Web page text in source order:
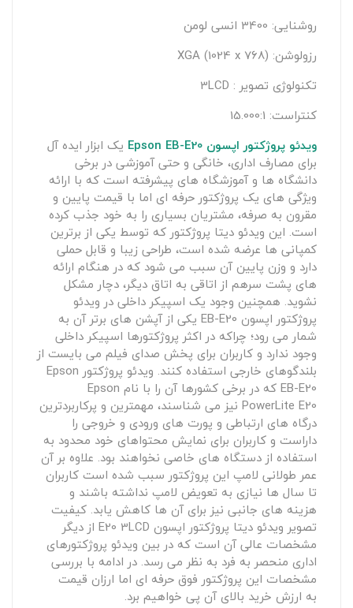
روشنایی: 3400 انسی لومن
رزولوشن: XGA (1024 x 768)
تکنولوژی تصویر : 3LCD
کنتراست: 15.000:1
ویدئو پروژکتور اپسون Epson EB-E2 0
یک ابزار ایده آل
برای مصارف اداری، خانگی و حتی آموزشی در برخی
دانشگاه ها و آموزشگاه های پیشرفته است که با ارائه
ویژگی های یک پروژکتور حرفه ای اما با قیمت پایین و
مقرون به صرفه، مشتریان بسیاری را به خود جذب کرده
است. این ویدئو دیتا پروژکتور که توسط یکی از برترین
کمپانی ها عرضه شده است، طراحی زیبا و قابل حملی
دارد و وزن پایین آن سبب می شود که در هنگام ارائه
های پشت سرهم از اتاقی به اتاق دیگر، دچار مشکل
نشوید. همچنین وجود یک اسپیکر داخلی در ویدئو
پروژکتور اپسون EB-E20 یکی از آپشن های برتر آن به
شمار می رود؛ چراکه در اکثر پروژکتورها اسپیکر داخلی
وجود ندارد و کاربران برای پخش صدای فیلم می بایست از
بلندگوهای خارجی استفاده کنند. ویدئو پروژکتور Epson
EB-E20 که در برخی کشورها آن را با نام Epson
PowerLite E20 نیز می شناسند، مهمترین و پرکاربردترین
درگاه های ارتباطی و پورت های ورودی و خروجی را
داراست و کاربران برای نمایش محتواهای خود محدود به
استفاده از دستگاه های خاصی نخواهند بود. علاوه بر آن
عمر طولانی لامپ این پروژکتور سبب شده است کاربران
تا سال ها نیازی به تعویض لامپ نداشته باشند و
هزینه های جانبی نیز برای آن ها کاهش یابد. کیفیت
تصویر ویدئو دیتا پروژکتور اپسون E20 3LCD از دیگر
مشخصات عالی آن است که در بین ویدئو پروژکتورهای
اداری منحصر به فرد به نظر می رسد. در ادامه با بررسی
مشخصات این پروژکتور فوق حرفه ای اما ارزان قیمت
به ارزش خرید بالای آن پی خواهیم برد.